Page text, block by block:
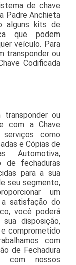
de chave
Padre Anchieta
alguns kits de
que podem
veículo. Para
transponder ou
Codificada
transponder ou
com a Chave
como
e Cópias de
Automotiva,
de fechaduras
para a sua
seu segmento,
um
satisfação do
você poderá
disposição,
comprometido
com
de Fechadura
com nossos